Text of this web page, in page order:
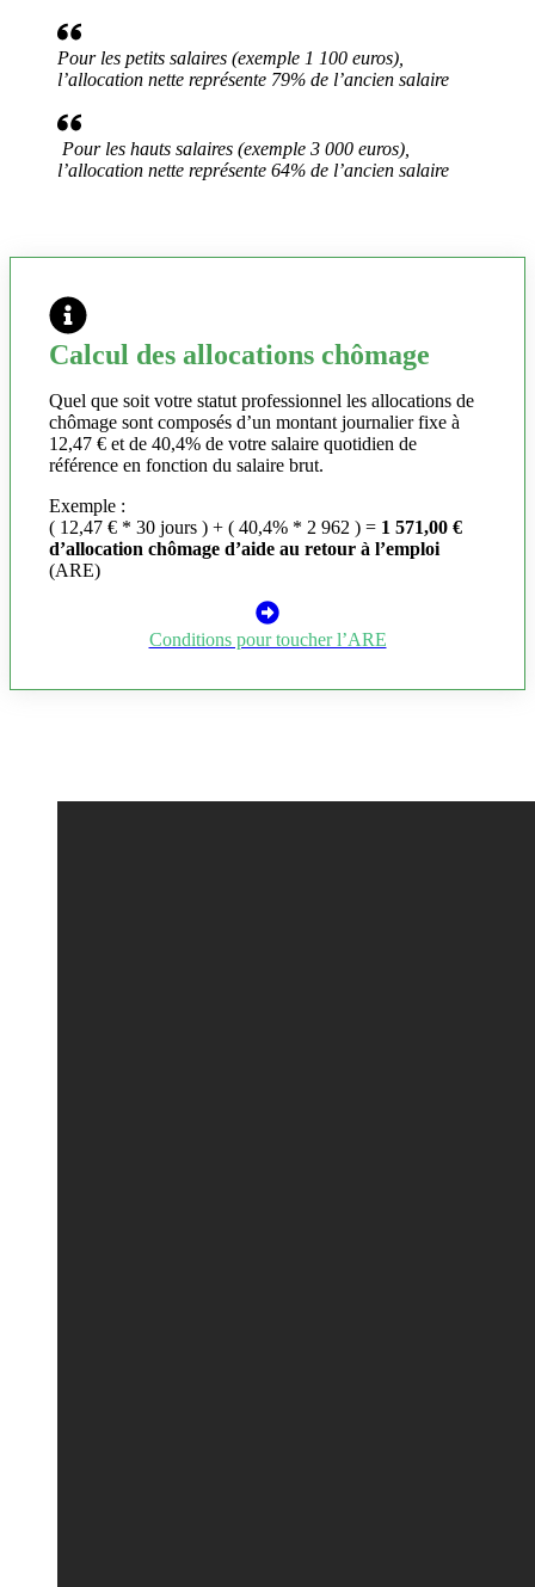
Pour les petits salaires (exemple 1 100 euros),
l’allocation nette représente 79% de l’ancien salaire
Pour les hauts salaires (exemple 3 000 euros),
l’allocation nette représente 64% de l’ancien salaire
Calcul des allocations chômage
Quel que soit votre statut professionnel les allocations de
chômage sont composés d’un montant journalier fixe à
12,47 € et de 40,4% de votre salaire quotidien de
référence en fonction du salaire brut.
Exemple :
( 12,47 € * 30 jours ) + ( 40,4% * 2 962 ) = 1 571,00 €
d’allocation chômage d’aide au retour à l’emploi
(ARE)
Conditions pour toucher l’ARE